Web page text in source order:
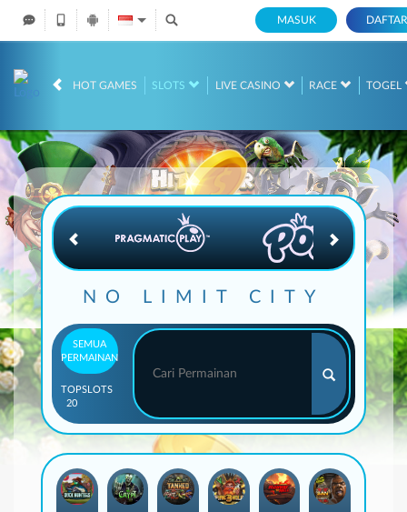
MASUK DAFTAR
HOT GAMES SLOTS LIVE CASINO RACE TOGEL
IDR
NO LIMIT CITY
SEMUA
PERMAINAN
TOP
20
SLOTS